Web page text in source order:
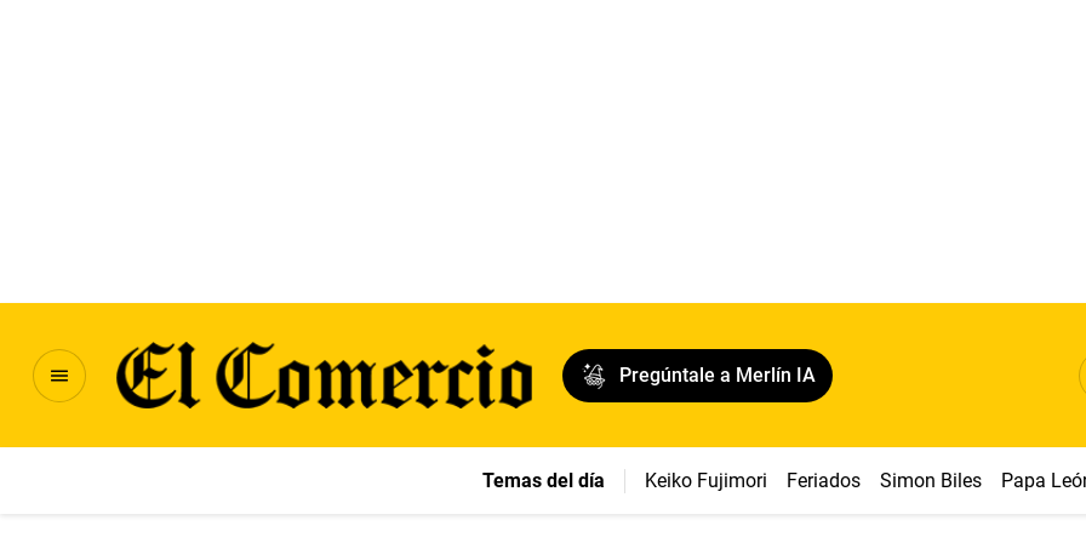
Pregúntale a Merlín IA
Temas del día Keiko Fujimori Feriados Simon Biles Papa